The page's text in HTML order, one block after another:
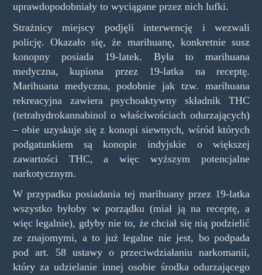
uprawdopodobniały to wyciągane przez nich lufki.
Strażnicy miejscy podjęli interwencję i wezwali
policję. Okazało się, że marihuanę, konkretnie susz
konopny posiada 19-latek. Była to marihuana
medyczna, kupiona przez 19-latka na receptę.
Marihuana medyczna, podobnie jak tzw. marihuana
rekreacyjna zawiera psychoaktywny składnik THC
(tetrahydrokannabinol o właściwościach odurzających)
– obie uzyskuje się z konopi siewnych, wśród których
podgatunkiem są konopie indyjskie o większej
zawartości THC, a więc wyższym potencjalne
narkotycznym.
W przypadku posiadania tej marihuany przez 19-latka
wszystko byłoby w porządku (miał ją na receptę, a
więc legalnie), gdyby nie to, że chciał się nią podzielić
ze znajomymi, a to już legalne nie jest, bo podpada
pod art. 58 ustawy o przeciwdziałaniu narkomanii,
który za udzielanie innej osobie środka odurzającego